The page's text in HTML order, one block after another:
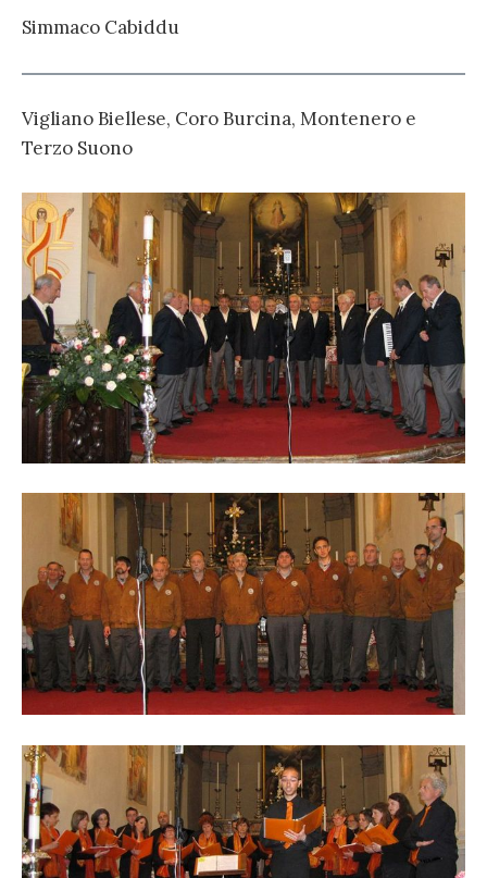
Simmaco Cabiddu
Vigliano Biellese, Coro Burcina, Montenero e
Terzo Suono